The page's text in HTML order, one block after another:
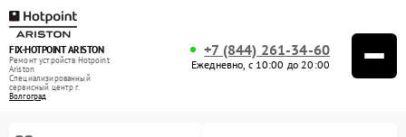
FIX-HOTPOINT ARISTON
Ремонт устройств Hotpoint
Ariston
Специализированный
cервисный центр г.
Волгоград
+7 (844) 261-34-60
Ежедневно, с 10:00 до 20:00